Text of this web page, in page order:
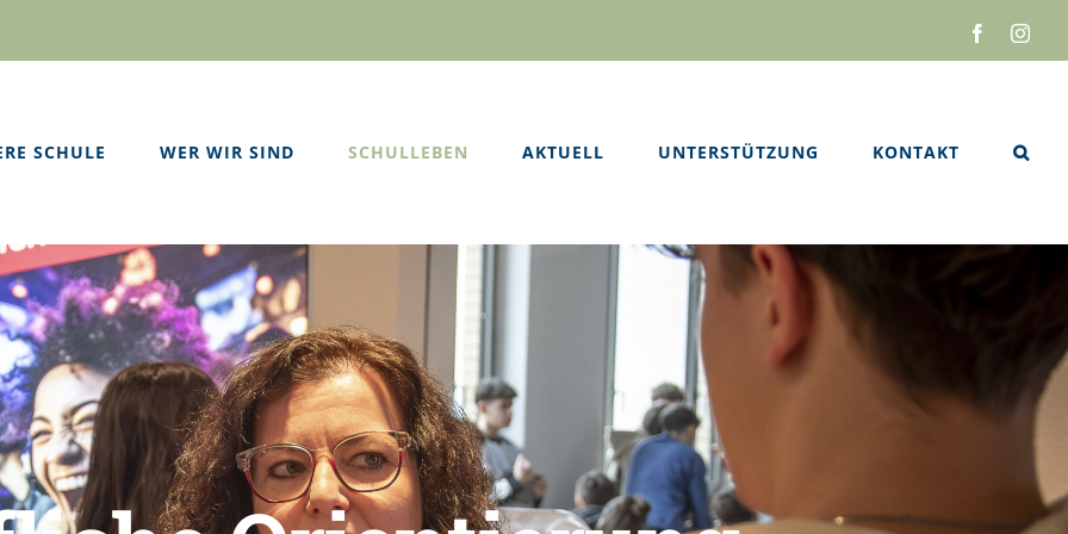
Facebook
SCHULE WER WIR SIND SCHULLEBEN AKTUELL UNTERSTÜTZUNG KONTAKT